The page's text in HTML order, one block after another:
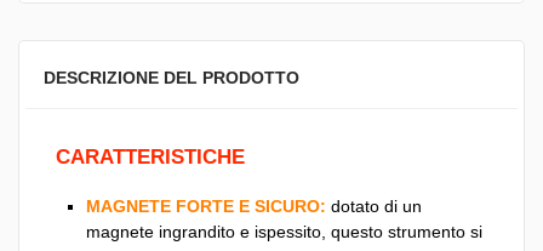
DESCRIZIONE DEL PRODOTTO
CARATTERISTICHE
MAGNETE FORTE E SICURO: dotato di un
magnete ingrandito e ispessito, questo strumento si